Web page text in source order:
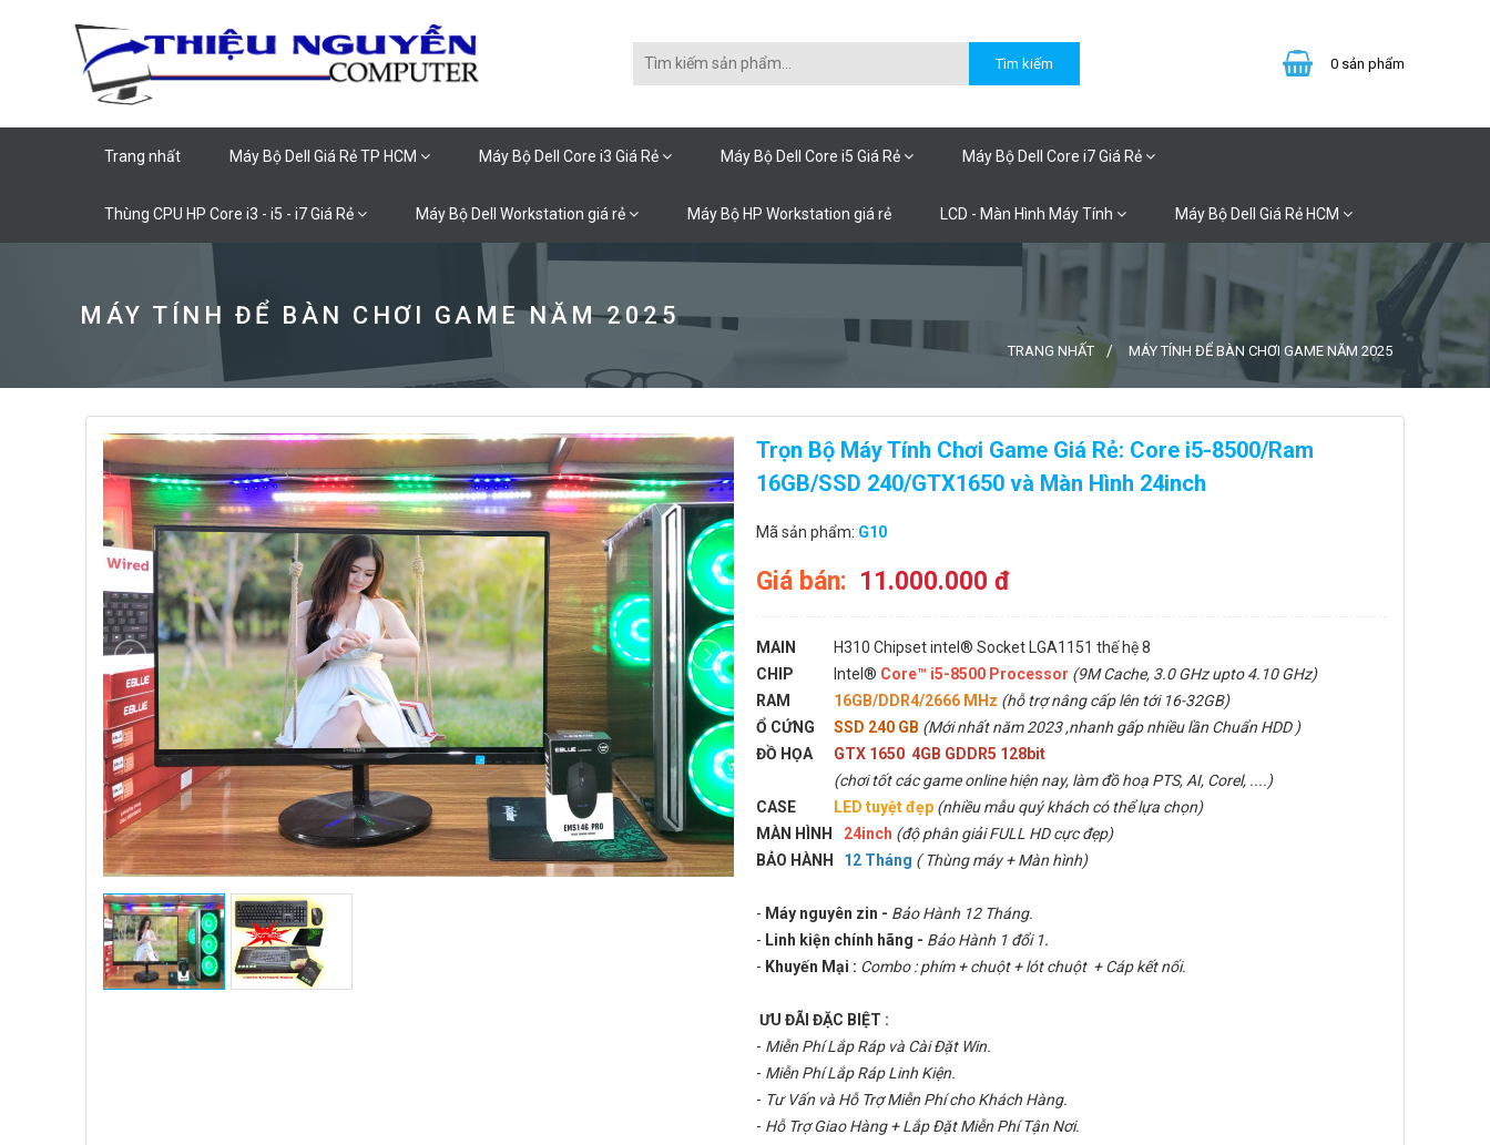
0 sản phẩm
Trang nhất Máy Bộ Dell Giá Rẻ TP HCM Máy Bộ Dell Core i3 Giá Rẻ Máy Bộ Dell Core i5 Giá Rẻ Máy Bộ Dell Core i7 Giá Rẻ
Thùng CPU HP Core i3 - i5 - i7 Giá Rẻ Máy Bộ Dell Workstation giá rẻ Máy Bộ HP Workstation giá rẻ LCD - Màn Hình Máy Tính Máy Bộ Dell Giá Rẻ HCM
MÁY TÍNH ĐỂ BÀN CHƠI GAME NĂM 2025
TRANG NHẤT MÁY TÍNH ĐỂ BÀN CHƠI GAME NĂM 2025
Trọn Bộ Máy Tính Chơi Game Giá Rẻ: Core i5-8500/Ram
16GB/SSD 240/GTX1650 và Màn Hình 24inch
Mã sản phẩm: G10
Giá bán: 11.000.000 đ
MAIN
H310 Chipset intel® Socket LGA1151 thế hệ 8
CHIP
Intel® Core™ i5-8500 Processor (9M Cache, 3.0 GHz upto 4.10 GHz)
RAM
16GB/DDR4/2666 MHz (hỗ trợ nâng cấp lên tới 16-32GB)
Ổ CỨNG
SSD 240 GB (Mới nhất năm 2023 ,nhanh gấp nhiều lần Chuẩn HDD )
ĐỒ HỌA
GTX 1650 4GB GDDR5 128bit
(chơi tốt các game online hiện nay, làm đồ hoạ PTS, AI, Corel, ....)
CASE
LED tuyệt đẹp (nhiều mẫu quý khách có thể lựa chọn)
MÀN HÌNH
24inch (độ phân giải FULL HD cực đẹp)
BẢO HÀNH
12 Tháng ( Thùng máy + Màn hình)
- Máy nguyên zin - Bảo Hành 12 Tháng.
- Linh kiện chính hãng - Bảo Hành 1 đổi 1.
- Khuyến Mại : Combo : phím + chuột + lót chuột + Cáp kết nối.
ƯU ĐÃI ĐẶC BIỆT :
- Miễn Phí Lắp Ráp và Cài Đặt Win.
- Miễn Phí Lắp Ráp Linh Kiện.
- Tư Vấn và Hỗ Trợ Miễn Phí cho Khách Hàng.
- Hỗ Trợ Giao Hàng + Lắp Đặt Miễn Phí Tận Nơi.